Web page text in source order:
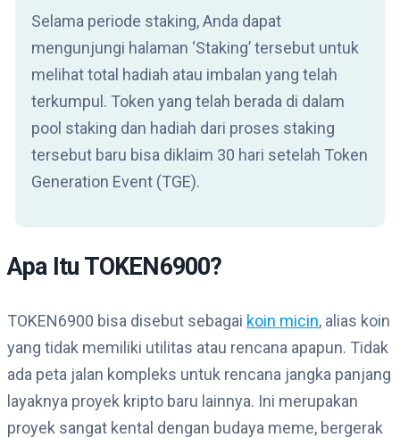
Selama periode staking, Anda dapat
mengunjungi halaman ‘Staking’ tersebut untuk
melihat total hadiah atau imbalan yang telah
terkumpul. Token yang telah berada di dalam
pool staking dan hadiah dari proses staking
tersebut baru bisa diklaim 30 hari setelah Token
Generation Event (TGE).
Apa Itu TOKEN6900?
TOKEN6900 bisa disebut sebagai koin micin, alias koin
yang tidak memiliki utilitas atau rencana apapun. Tidak
ada peta jalan kompleks untuk rencana jangka panjang
layaknya proyek kripto baru lainnya. Ini merupakan
proyek sangat kental dengan budaya meme, bergerak